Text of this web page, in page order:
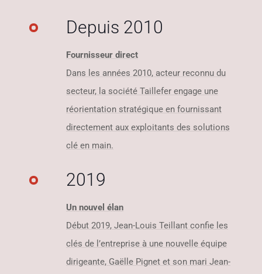
Depuis 2010
Fournisseur direct
Dans les années 2010, acteur reconnu du
secteur, la société Taillefer engage une
réorientation stratégique en fournissant
directement aux exploitants des solutions
clé en main.
2019
Un nouvel élan
Début 2019, Jean-Louis Teillant confie les
clés de l’entreprise à une nouvelle équipe
dirigeante, Gaëlle Pignet et son mari Jean-